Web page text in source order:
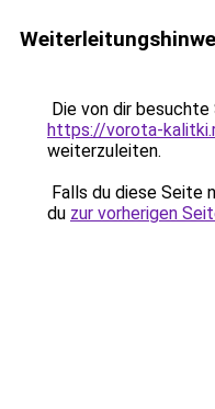
Die von dir
https://vorota-
weiterzuleiten.
Falls du diese Seite
du zur vorherigen